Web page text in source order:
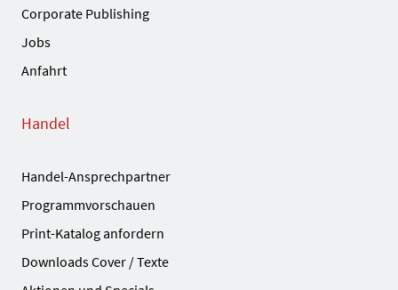
Corporate Publishing
Jobs
Anfahrt
Handel
Handel-Ansprechpartner
Programmvorschauen
Print-Katalog anfordern
Downloads Cover / Texte